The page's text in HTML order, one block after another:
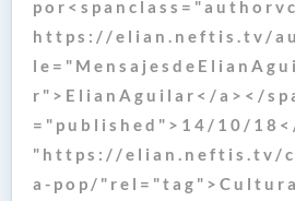
p o r < s p a n c l a s s = " a u t h o r v
h t t p s : / / e l i a n . n e f t i s . t v /
l e = " M e n s a j e s d e E l i a n A g
r " > E l i a n A g u i l a r < / a > < / s p
= " p u b l i s h e d " > 1 4 / 1 0 / 1 8 <
" h t t p s : / / e l i a n . n e f t i s . t v /
a - p o p / " r e l = " t a g " > C u l t u r